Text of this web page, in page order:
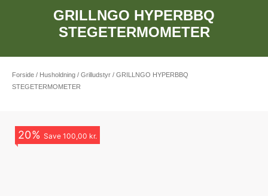
GRILLNGO HYPERBBQ
STEGETERMOMETER
Forside / Husholdning / Grilludstyr / GRILLNGO HYPERBBQ
STEGETERMOMETER
20% Save 100,00 kr.